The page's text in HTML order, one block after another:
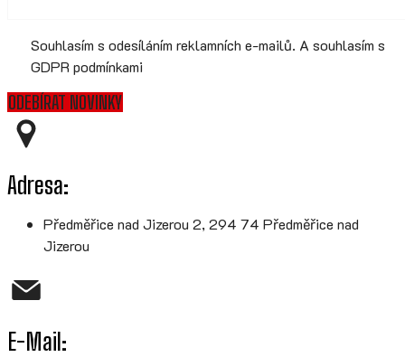
ODEBÍRAT NOVINKY
Souhlasím s odesíláním reklamních e-mailů. A souhlasím s
GDPR podmínkami
Adresa:
Předměřice nad Jizerou 2, 294 74 Předměřice nad
Jizerou
E-Mail: